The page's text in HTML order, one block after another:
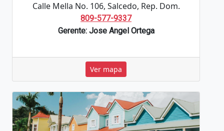
Calle Mella No. 106, Salcedo, Rep. Dom.
809-577-9337
Gerente: Jose Angel Ortega
Ver mapa